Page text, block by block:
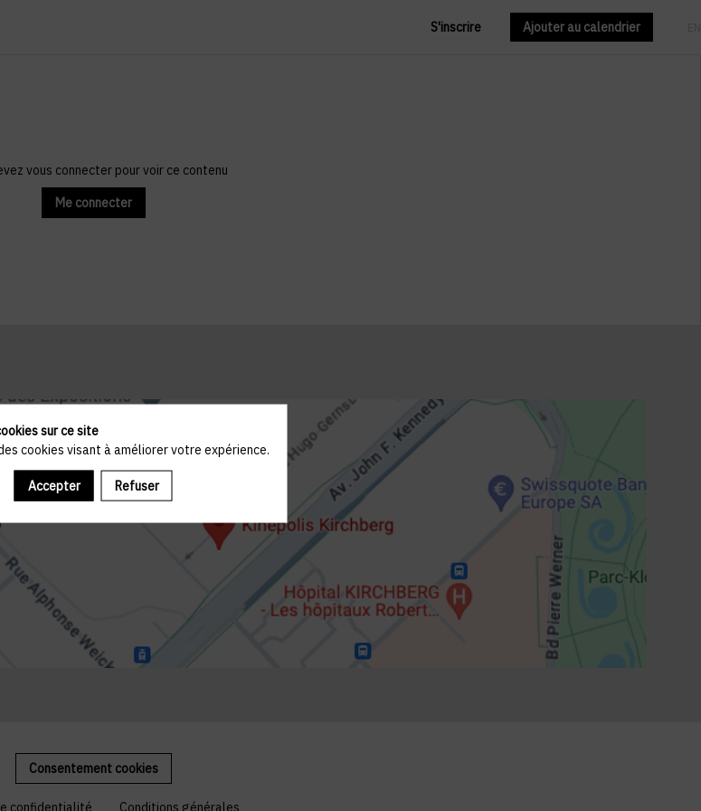
S'inscrire Ajouter au calendrier
vous connecter pour voir ce contenu
Me connecter
Consentement cookies
confidentialité Conditions générales
sur ce site
cookies visant à améliorer votre expérience.
Accepter Refuser